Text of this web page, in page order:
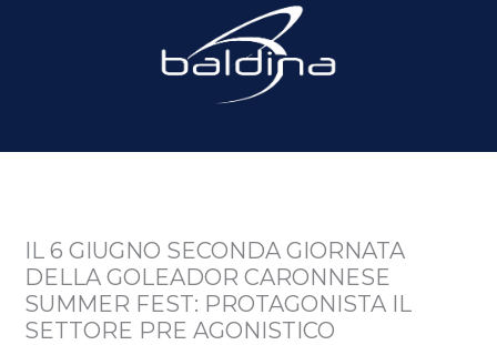
IL 6 GIUGNO SECONDA GIORNATA
DELLA GOLEADOR CARONNESE
SUMMER FEST: PROTAGONISTA IL
SETTORE PRE AGONISTICO